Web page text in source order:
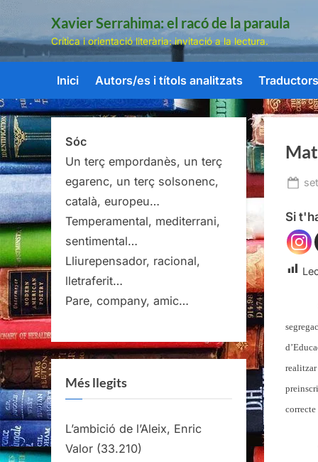
Skip
content
Xavier Serrahima: el racó de la paraula
Crítica i orientació literària: invitació a la lectura.
Inici Autors/es i títols analitzats
Si
correcte
Sóc
Un terç empordanès, un terç
egarenc, un terç solsonenc,
català, europeu…
Temperamental, mediterrani,
sentimental…
Lliurepensador, racional,
lletraferit…
Pare, company, amic…
Més llegits
L’ambició de l’Aleix, Enric
Valor (33.210)